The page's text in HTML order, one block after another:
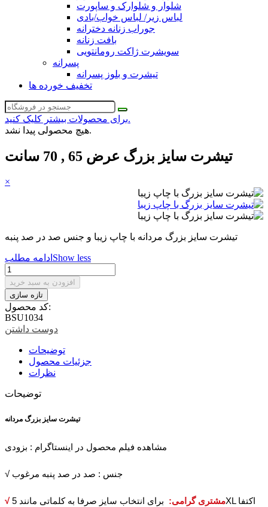
شلوار و شلوارک و ساپورت
لباس زیر/ لباس خواب/بادی
جوراب زنانه دخترانه
بافت زنانه
سویشرت ژاکت رومانتویی
پسرانه
تیشرت و بلوز پسرانه
تخفیف خورده ها
برای محصولات بیشتر کلیک کنید.
هیچ محصولی پیدا نشد.
تیشرت سایز بزرگ عرض 65 , 70 سانت
×
تیشرت سایز بزرگ مردانه با چاپ زیبا و جنس صد در صد پنبه
ادامه مطلب Show less
افزودن به سبد خرید
کد محصول:
BSU1034
دوست داشتن
توضیحات
جزئیات محصول
نظرات
توضیحات
تیشرت سایز بزرگ مردانه
مشاهده فیلم محصول در اینستاگرام : بزودی
√ جنس : صد در صد پنبه مرغوب
√ مشتری گرامی:
برای انتخاب سایز صرفا به کلماتی مانند 5XL اکتفا